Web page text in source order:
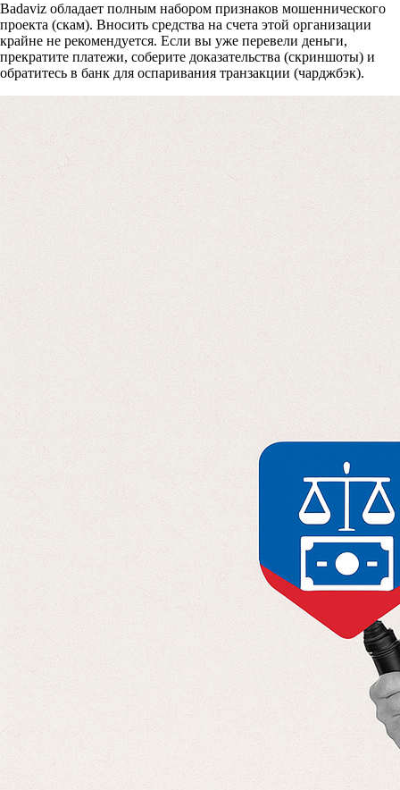
Получите бесплатную консультацию по
средств
Политикой
Badaviz обладает полным набором признаков мошеннического
проекта (скам). Вносить средства на счета этой организации
крайне не рекомендуется. Если вы уже перевели деньги,
прекратите платежи, соберите доказательства (скриншоты) и
обратитесь в банк для оспаривания транзакции (чарджбэк).